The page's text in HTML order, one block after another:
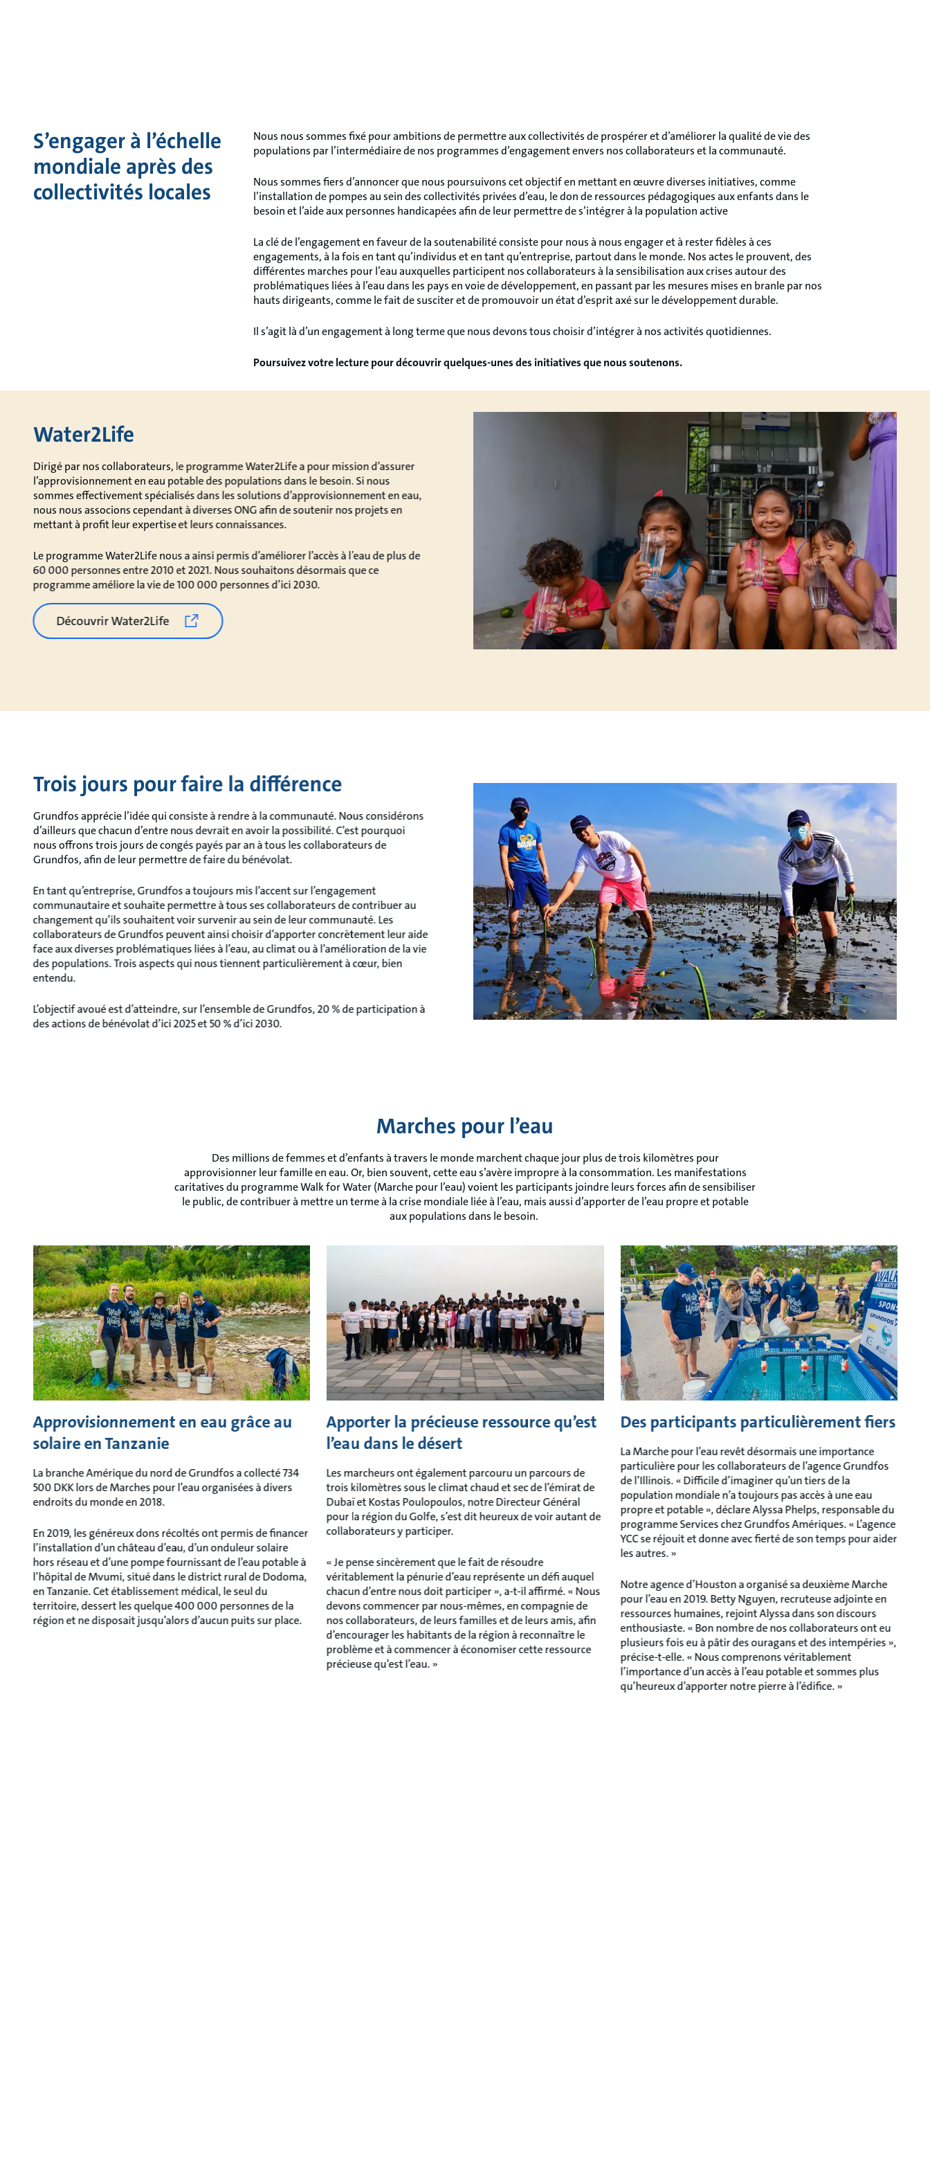
S’engager à l’échelle
mondiale après des
collectivités locales
Nous nous sommes fixé pour ambitions de permettre aux collectivités de prospérer et d’améliorer la qualité de vie des
populations par l’intermédiaire de nos programmes d’engagement envers nos collaborateurs et la communauté.
Nous sommes fiers d’annoncer que nous poursuivons cet objectif en mettant en œuvre diverses initiatives, comme
l’installation de pompes au sein des collectivités privées d’eau, le don de ressources pédagogiques aux enfants dans le
besoin et l’aide aux personnes handicapées afin de leur permettre de s’intégrer à la population active
La clé de l’engagement en faveur de la soutenabilité consiste pour nous à nous engager et à rester fidèles à ces
engagements, à la fois en tant qu’individus et en tant qu’entreprise, partout dans le monde. Nos actes le prouvent, des
différentes marches pour l’eau auxquelles participent nos collaborateurs à la sensibilisation aux crises autour des
problématiques liées à l’eau dans les pays en voie de développement, en passant par les mesures mises en branle par nos
hauts dirigeants, comme le fait de susciter et de promouvoir un état d’esprit axé sur le développement durable.
Il s’agit là d’un engagement à long terme que nous devons tous choisir d’intégrer à nos activités quotidiennes.
Poursuivez votre lecture pour découvrir quelques-unes des initiatives que nous soutenons.
Water2Life
Dirigé par nos collaborateurs, le programme Water2Life a pour mission d’assurer
l’approvisionnement en eau potable des populations dans le besoin. Si nous
sommes effectivement spécialisés dans les solutions d’approvisionnement en eau,
nous nous associons cependant à diverses ONG afin de soutenir nos projets en
mettant à profit leur expertise et leurs connaissances.
Le programme Water2Life nous a ainsi permis d’améliorer l’accès à l’eau de plus de
60 000 personnes entre 2010 et 2021. Nous souhaitons désormais que ce
programme améliore la vie de 100 000 personnes d’ici 2030.
Découvrir Water2Life
Trois jours pour faire la différence
Grundfos apprécie l’idée qui consiste à rendre à la communauté. Nous considérons
d’ailleurs que chacun d’entre nous devrait en avoir la possibilité. C’est pourquoi
nous offrons trois jours de congés payés par an à tous les collaborateurs de
Grundfos, afin de leur permettre de faire du bénévolat.
En tant qu’entreprise, Grundfos a toujours mis l’accent sur l’engagement
communautaire et souhaite permettre à tous ses collaborateurs de contribuer au
changement qu’ils souhaitent voir survenir au sein de leur communauté. Les
collaborateurs de Grundfos peuvent ainsi choisir d’apporter concrètement leur aide
face aux diverses problématiques liées à l’eau, au climat ou à l’amélioration de la vie
des populations. Trois aspects qui nous tiennent particulièrement à cœur, bien
entendu.
L’objectif avoué est d’atteindre, sur l’ensemble de Grundfos, 20 % de participation à
des actions de bénévolat d’ici 2025 et 50 % d’ici 2030.
Marches pour l’eau
Des millions de femmes et d’enfants à travers le monde marchent chaque jour plus de trois kilomètres pour
approvisionner leur famille en eau. Or, bien souvent, cette eau s’avère impropre à la consommation. Les manifestations
caritatives du programme Walk for Water (Marche pour l’eau) voient les participants joindre leurs forces afin de sensibiliser
le public, de contribuer à mettre un terme à la crise mondiale liée à l’eau, mais aussi d’apporter de l’eau propre et potable
aux populations dans le besoin.
Approvisionnement en eau grâce au
solaire en Tanzanie
La branche Amérique du nord de Grundfos a collecté 734
500 DKK lors de Marches pour l’eau organisées à divers
endroits du monde en 2018.
En 2019, les généreux dons récoltés ont permis de financer
l’installation d’un château d’eau, d’un onduleur solaire
hors réseau et d’une pompe fournissant de l’eau potable à
l’hôpital de Mvumi, situé dans le district rural de Dodoma,
en Tanzanie. Cet établissement médical, le seul du
territoire, dessert les quelque 400 000 personnes de la
région et ne disposait jusqu’alors d’aucun puits sur place.
Apporter la précieuse ressource qu’est
l’eau dans le désert
Les marcheurs ont également parcouru un parcours de
trois kilomètres sous le climat chaud et sec de l’émirat de
Dubaï et Kostas Poulopoulos, notre Directeur Général
pour la région du Golfe, s’est dit heureux de voir autant de
collaborateurs y participer.
« Je pense sincèrement que le fait de résoudre
véritablement la pénurie d’eau représente un défi auquel
chacun d’entre nous doit participer », a-t-il affirmé. « Nous
devons commencer par nous-mêmes, en compagnie de
nos collaborateurs, de leurs familles et de leurs amis, afin
d’encourager les habitants de la région à reconnaître le
problème et à commencer à économiser cette ressource
précieuse qu’est l’eau. »
Des participants particulièrement fiers
La Marche pour l’eau revêt désormais une importance
particulière pour les collaborateurs de l’agence Grundfos
de l’Illinois. « Difficile d’imaginer qu’un tiers de la
population mondiale n’a toujours pas accès à une eau
propre et potable », déclare Alyssa Phelps, responsable du
programme Services chez Grundfos Amériques. « L’agence
YCC se réjouit et donne avec fierté de son temps pour aider
les autres. »
Notre agence d’Houston a organisé sa deuxième Marche
pour l’eau en 2019. Betty Nguyen, recruteuse adjointe en
ressources humaines, rejoint Alyssa dans son discours
enthousiaste. « Bon nombre de nos collaborateurs ont eu
plusieurs fois eu à pâtir des ouragans et des intempéries »,
précise-t-elle. « Nous comprenons véritablement
l’importance d’un accès à l’eau potable et sommes plus
qu’heureux d’apporter notre pierre à l’édifice. »